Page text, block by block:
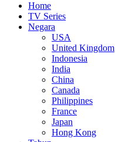
Home
TV Series
Negara
USA
United Kingdom
Indonesia
India
China
Canada
Philippines
France
Japan
Hong Kong